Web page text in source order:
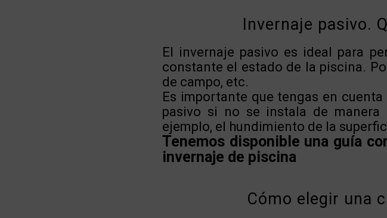
Invernaje pasivo.
El invernaje pasivo es ideal para
constante el estado de la piscina.
de campo, etc.
Es importante que tengas en
pasivo si no se instala de
ejemplo, el hundimiento de la
Tenemos disponible una guía
invernaje de piscina
Cómo elegir una